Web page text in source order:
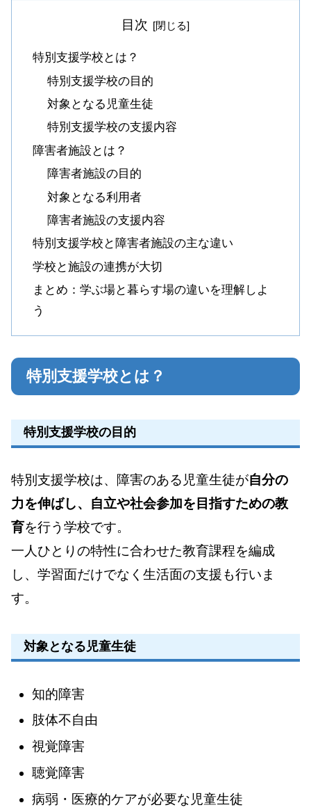
目次
特別支援学校とは？
特別支援学校の目的
対象となる児童生徒
特別支援学校の支援内容
障害者施設とは？
障害者施設の目的
対象となる利用者
障害者施設の支援内容
特別支援学校と障害者施設の主な違い
学校と施設の連携が大切
まとめ：学ぶ場と暮らす場の違いを理解しよ
う
特別支援学校とは？
特別支援学校の目的
特別支援学校は、障害のある児童生徒が自分の
力を伸ばし、自立や社会参加を目指すための教
育を行う学校です。
一人ひとりの特性に合わせた教育課程を編成
し、学習面だけでなく生活面の支援も行いま
す。
対象となる児童生徒
知的障害
肢体不自由
視覚障害
聴覚障害
病弱・医療的ケアが必要な児童生徒